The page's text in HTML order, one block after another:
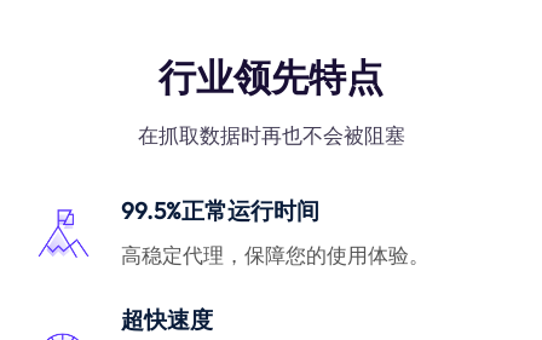
行业领先特点
在抓取数据时再也不会被阻塞
99.5%正常运行时间
高稳定代理，保障您的使用体验。
超快速度